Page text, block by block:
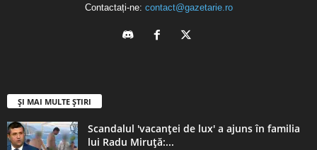
Contactați-ne: contact@gazetarie.ro
ȘI MAI MULTE ȘTIRI
Scandalul 'vacanței de lux' a ajuns în familia
lui Radu Miruță:...